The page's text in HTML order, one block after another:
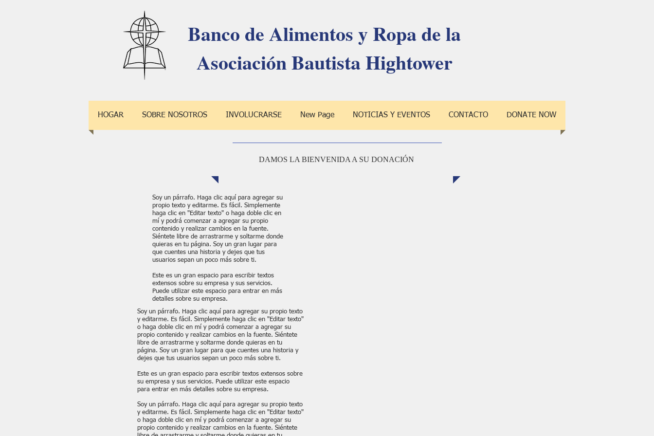
Banco de Alimentos y Ropa de la
Asociación Bautista Hightower
HOGAR SOBRE NOSOTROS INVOLUCRARSE New Page NOTICIAS Y EVENTOS CONTACTO DONATE NOW
DAMOS LA BIENVENIDA A SU DONACIÓN
Soy un párrafo. Haga clic aquí para agregar su
propio texto y editarme. Es fácil. Simplemente
haga clic en "Editar texto" o haga doble clic en
mí y podrá comenzar a agregar su propio
contenido y realizar cambios en la fuente.
Siéntete libre de arrastrarme y soltarme donde
quieras en tu página. Soy un gran lugar para
que cuentes una historia y dejes que tus
usuarios sepan un poco más sobre ti.
Este es un gran espacio para escribir textos
extensos sobre su empresa y sus servicios.
Puede utilizar este espacio para entrar en más
detalles sobre su empresa.
Soy un párrafo. Haga clic aquí para agregar su propio texto
y editarme. Es fácil. Simplemente haga clic en "Editar texto"
o haga doble clic en mí y podrá comenzar a agregar su
propio contenido y realizar cambios en la fuente. Siéntete
libre de arrastrarme y soltarme donde quieras en tu
página. Soy un gran lugar para que cuentes una historia y
dejes que tus usuarios sepan un poco más sobre ti.
Este es un gran espacio para escribir textos extensos sobre
su empresa y sus servicios. Puede utilizar este espacio
para entrar en más detalles sobre su empresa.
Soy un párrafo. Haga clic aquí para agregar su propio texto
y editarme. Es fácil. Simplemente haga clic en "Editar texto"
o haga doble clic en mí y podrá comenzar a agregar su
propio contenido y realizar cambios en la fuente. Siéntete